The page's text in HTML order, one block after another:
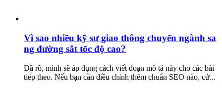
Vì sao nhiều kỹ sư giao thông chuyển ngành sa
ng đường sắt tốc độ cao?
Đã rõ, mình sẽ áp dụng cách viết đoạn mô tả này cho các bài
tiếp theo. Nếu bạn cần điều chỉnh thêm chuẩn SEO nào, cứ...